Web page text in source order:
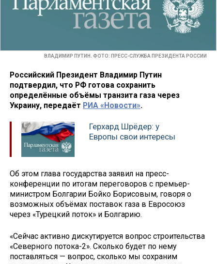
ВЛАДИМИР ПУТИН. ФОТО: ПРЕСС-СЛУЖБА ПРЕЗИДЕНТА РОССИИ
Российский Президент Владимир Путин
подтвердил, что РФ готова сохранить
определённые объёмы транзита газа через
Украину, передаёт РИА «Новости».
Герхард Шрёдер: у
Европы свои интересы
Об этом глава государства заявил на пресс-
конференции по итогам переговоров с премьер-
министром Болгарии Бойко Борисовым, говоря о
возможных объёмах поставок газа в Евросоюз
через «Турецкий поток» и Болгарию.
«Сейчас активно дискутируется вопрос строительства
«Северного потока-2». Сколько будет по нему
поставляться — вопрос, сколько мы сохраним